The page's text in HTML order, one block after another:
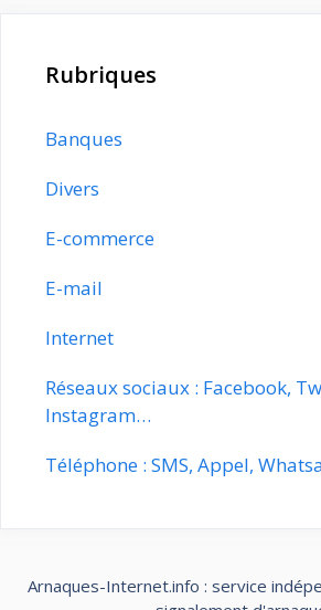
Rubriques
Banques
Divers
E-commerce
E-mail
Internet
Réseaux sociaux : Facebook,
Instagram…
Téléphone : SMS, Appel,
Arnaques-Internet.info : service